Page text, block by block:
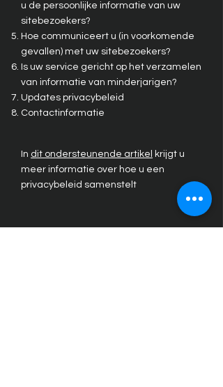
u de persoonlijke informatie van uw
sitebezoekers?
Hoe communiceert u (in voorkomende
gevallen) met uw sitebezoekers?
Is uw service gericht op het verzamelen
van informatie van minderjarigen?
Updates privacybeleid
Contactinformatie
In dit ondersteunende artikel
krijgt u
meer informatie over hoe u een
privacybeleid samenstelt